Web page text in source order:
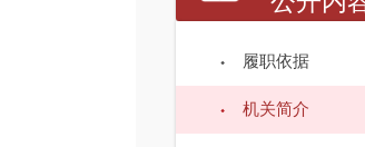
履职依据
机关简介